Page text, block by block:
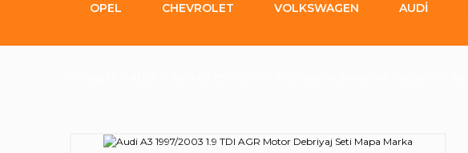
OPEL CHEVROLET VOLKSWAGEN AUDİ